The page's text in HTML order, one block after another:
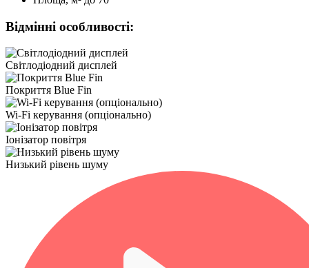
Відмінні особливості:
Світлодіодний дисплей
Покриття Blue Fin
Wi-Fi керування (опціонально)
Іонізатор повітря
Низький рівень шуму